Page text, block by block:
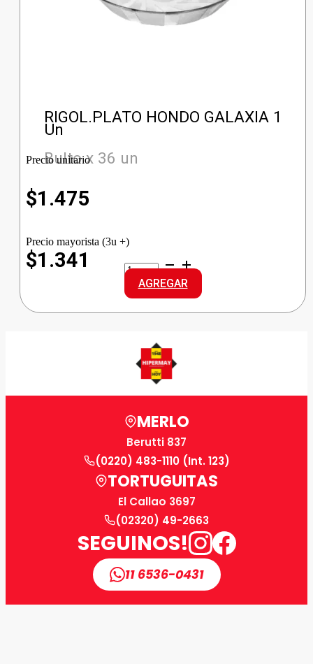
RIGOL.PLATO HONDO GALAXIA 1
Un
Bulto x 36 un
Precio unitario
$1.475
Precio mayorista (3u +)
$1.341
RIGOL.PLATO
HONDO
GALAXIA
cantidad
AGREGAR
MERLO
Berutti 837
(0220) 483-1110 (Int. 123)
TORTUGUITAS
El Callao 3697
(02320) 49-2663
SEGUINOS!
11 6536-0431